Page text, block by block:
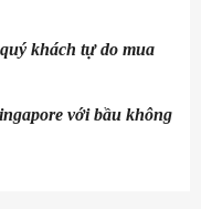
khách tự do mua
với bầu không